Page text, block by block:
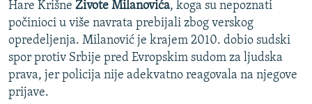
Hare Krišne Živote Milanovića, koga su nepoznati
počinioci u više navrata prebijali zbog verskog
opredeljenja. Milanović je krajem 2010. dobio sudski
spor protiv Srbije pred Evropskim sudom za ljudska
prava, jer policija nije adekvatno reagovala na njegove
prijave.